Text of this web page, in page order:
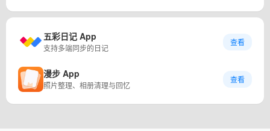
五彩日记 App
支持多端同步的日记
查看
漫步 App
照片整理、相册清理与回忆
查看